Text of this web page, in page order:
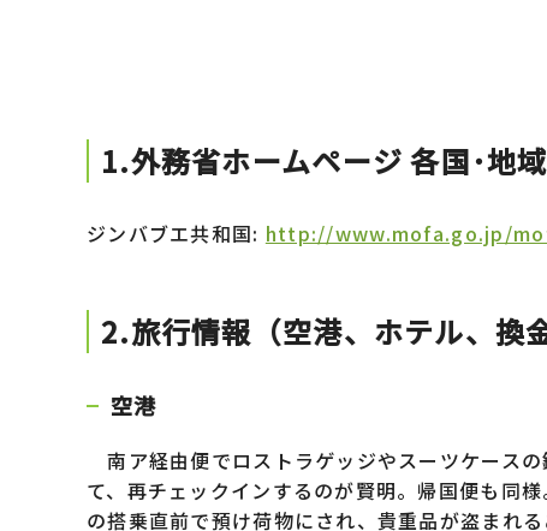
1.外務省ホームページ 各国･地
ジンバブエ共和国: http://www.mofa.go.jp/
2.旅行情報（空港、ホテル、換
空港
南ア経由便でロストラゲッジやスーツケース
て、再チェックインするのが賢明。帰国便も同
の搭乗直前で預け荷物にされ、貴重品が盗まれ